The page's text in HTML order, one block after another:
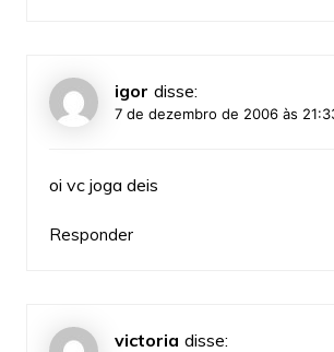
igor disse:
7 de dezembro de 2006 às
oi vc joga deis
Responder
victoria disse: